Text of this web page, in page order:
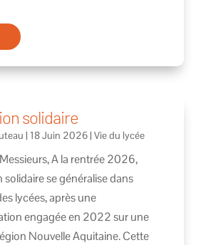
solidaire
| 18 Juin 2026| Vie du lycée
A la rentrée 2026,
solidaire se généralise dans
lycées, après une
engagée en 2022 sur une
Nouvelle Aquitaine. Cette